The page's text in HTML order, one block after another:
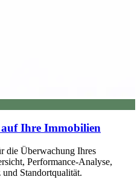
Ihre Immobilien
die Überwachung Ihres
Performance-Analyse,
Standortqualität.